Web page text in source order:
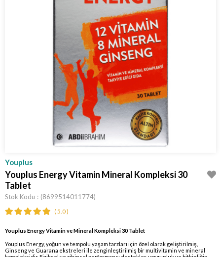
Youplus
Youplus Energy Vitamin Mineral Kompleksi 30
Tablet
Stok Kodu (8699514011774)
5.0
Youplus Energy Vitamin ve Mineral Kompleksi 30 Tablet
Youplus Energy, yoğun ve tempolu yaşam tarzları için özel olarak geliştirilmiş,
Ginseng ve Guarana ekstreleri ile zenginleştirilmiş bir multivitamin ve mineral